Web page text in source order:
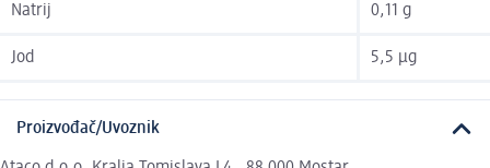
Natrij 0,11 g
Jod 5,5 µg
Proizvođač/Uvoznik